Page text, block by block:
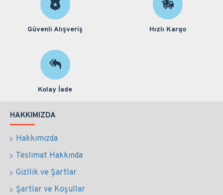
Güvenli Alışveriş Hızlı Kargo
Kolay İade
HAKKIMIZDA
Hakkımızda
Teslimat Hakkında
Gizllik ve Şartlar
Şartlar ve Koşullar